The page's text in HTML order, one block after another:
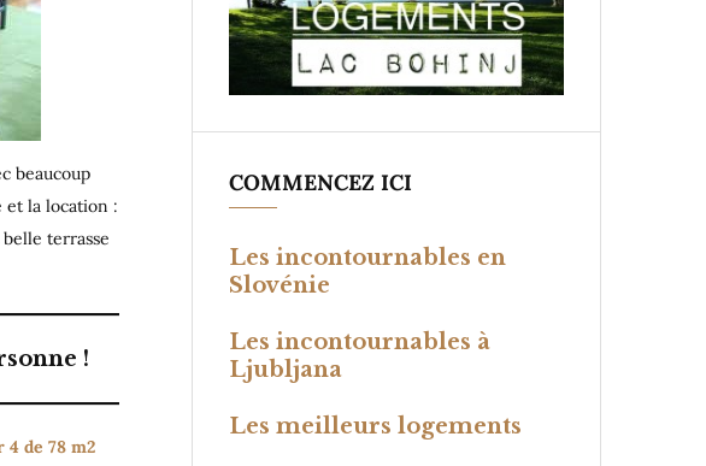
beaucoup
et la location :
terrasse
!
de 78 m2
COMMENCEZ ICI
Les incontournables en
Slovénie
Les incontournables à
Ljubljana
Les meilleurs logements